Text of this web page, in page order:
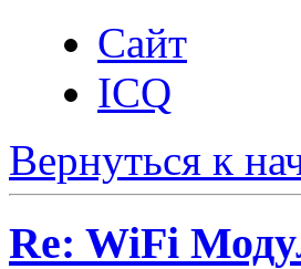
Сайт
ICQ
Вернуться к
Re: WiFi